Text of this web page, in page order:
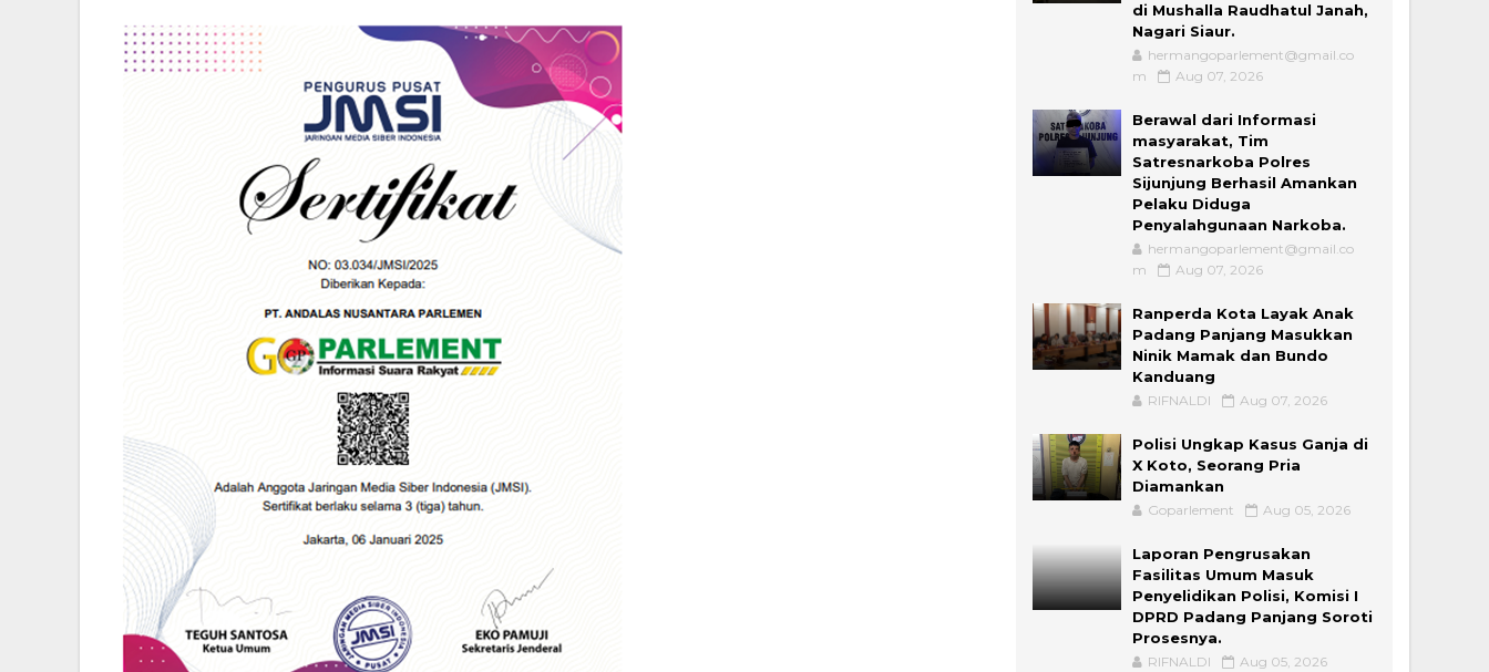
di Mushalla Raudhatul Janah,
Nagari Siaur.
hermangoparlement@gmail.co
m
Aug 07, 2026
Berawal dari Informasi
masyarakat, Tim
Satresnarkoba Polres
Sijunjung Berhasil Amankan
Pelaku Diduga
Penyalahgunaan Narkoba.
hermangoparlement@gmail.co
m
Aug 07, 2026
Ranperda Kota Layak Anak
Padang Panjang Masukkan
Ninik Mamak dan Bundo
Kanduang
RIFNALDI Aug 07, 2026
Polisi Ungkap Kasus Ganja di
X Koto, Seorang Pria
Diamankan
Goparlement Aug 05, 2026
Laporan Pengrusakan
Fasilitas Umum Masuk
Penyelidikan Polisi, Komisi I
DPRD Padang Panjang Soroti
Prosesnya.
RIFNALDI Aug 05, 2026